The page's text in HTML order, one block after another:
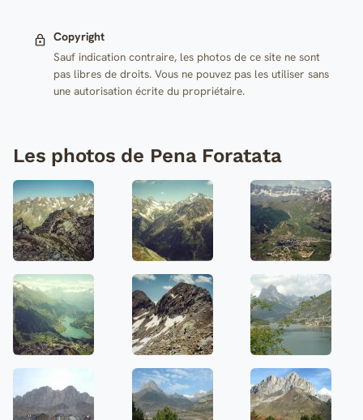
Copyright
Sauf indication contraire, les photos de ce site ne sont
pas libres de droits. Vous ne pouvez pas les utiliser sans
une autorisation écrite du propriétaire.
Les photos de Pena Foratata